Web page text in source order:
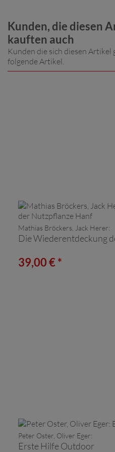
Kunden, die diesen
kauften auch
Kunden die sich diesen
folgende Artikel.
Mathias Bröckers, Jack Herer:
Die Wiederentdeckung
39,00 € *
Peter Oster, Oliver Eger:
Erste Hilfe Outdoor